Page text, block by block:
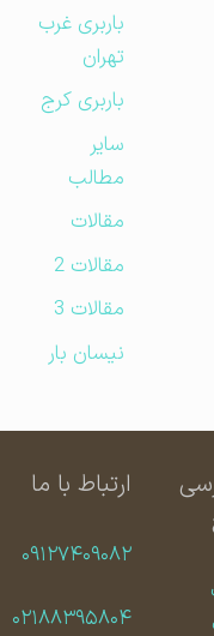
باربری غرب
تهران
باربری کرج
مطالب
مقالات
مقالات 2
مقالات 3
نیسان بار
ارتباط با ما
۰۹۱۲۷۴۰۹۰۸۲
۰۲۱۸۸۳۹۵۸۰۴